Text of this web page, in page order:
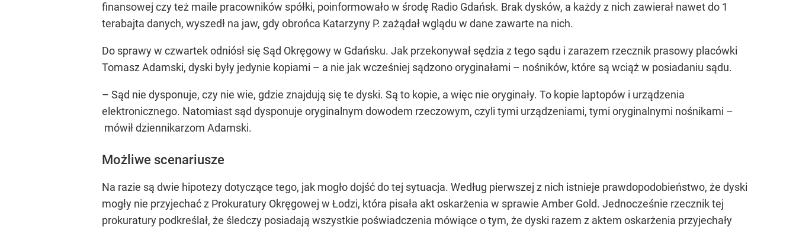
finansowej czy też maile pracowników spółki, poinformowało w środę Radio Gdańsk. Brak dysków, a każdy z nich zawierał nawet do 1
terabajta danych, wyszedł na jaw, gdy obrońca Katarzyny P. zażądał wglądu w dane zawarte na nich.
Do sprawy w czwartek odniósł się Sąd Okręgowy w Gdańsku. Jak przekonywał sędzia z tego sądu i zarazem rzecznik prasowy placówki
Tomasz Adamski, dyski były jedynie kopiami – a nie jak wcześniej sądzono oryginałami – nośników, które są wciąż w posiadaniu sądu.
– Sąd nie dysponuje, czy nie wie, gdzie znajdują się te dyski. Są to kopie, a więc nie oryginały. To kopie laptopów i urządzenia
elektronicznego. Natomiast sąd dysponuje oryginalnym dowodem rzeczowym, czyli tymi urządzeniami, tymi oryginalnymi nośnikami –
mówił dziennikarzom Adamski.
Możliwe scenariusze
Na razie są dwie hipotezy dotyczące tego, jak mogło dojść do tej sytuacja. Według pierwszej z nich istnieje prawdopodobieństwo, że dyski
mogły nie przyjechać z Prokuratury Okręgowej w Łodzi, która pisała akt oskarżenia w sprawie Amber Gold. Jednocześnie rzecznik tej
prokuratury podkreślał, że śledczy posiadają wszystkie poświadczenia mówiące o tym, że dyski razem z aktem oskarżenia przyjechały